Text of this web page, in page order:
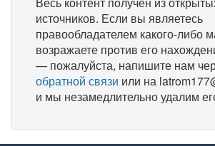
источников. Если вы являетесь
правообладателем какого-либо
возражаете против его
— пожалуйста, напишите нам
обратной связи или на
и мы незамедлительно удалим